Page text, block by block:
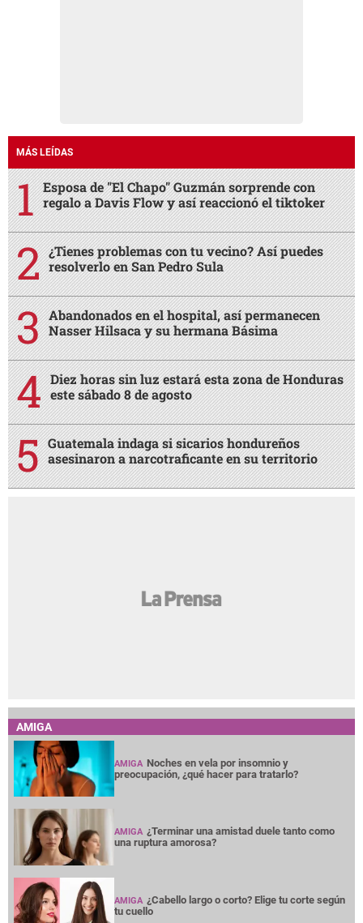
MÁS LEÍDAS
Esposa de "El Chapo" Guzmán sorprende con
regalo a Davis Flow y así reaccionó el tiktoker
¿Tienes problemas con tu vecino? Así puedes
resolverlo en San Pedro Sula
Abandonados en el hospital, así permanecen
Nasser Hilsaca y su hermana Básima
Diez horas sin luz estará esta zona de Honduras
este sábado 8 de agosto
Guatemala indaga si sicarios hondureños
asesinaron a narcotraficante en su territorio
AMIGA
AMIGA Noches en vela por insomnio y
preocupación, ¿qué hacer para tratarlo?
AMIGA ¿Terminar una amistad duele tanto como
una ruptura amorosa?
AMIGA ¿Cabello largo o corto? Elige tu corte según
tu cuello